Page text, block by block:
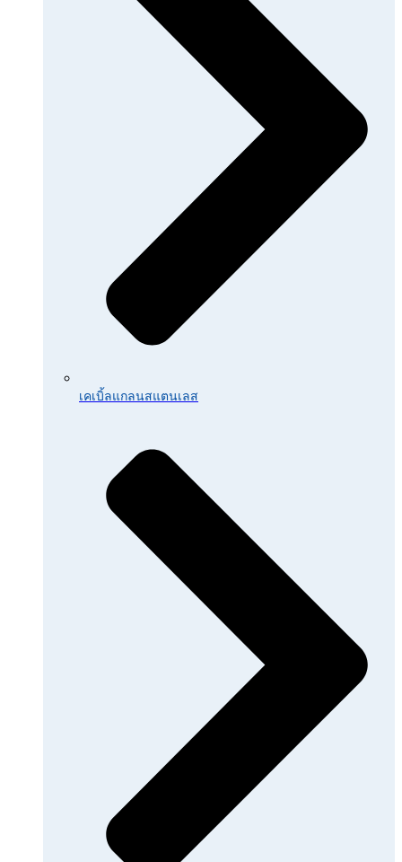
เคเบิ้ลแกลนสแตนเลส